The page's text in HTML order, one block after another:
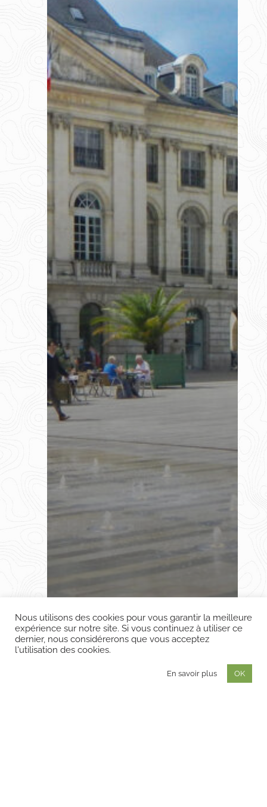
Nous utilisons des cookies pour vous garantir la meilleure
expérience sur notre site. Si vous continuez à utiliser ce
dernier, nous considérerons que vous acceptez
l'utilisation des cookies.
En savoir plus OK